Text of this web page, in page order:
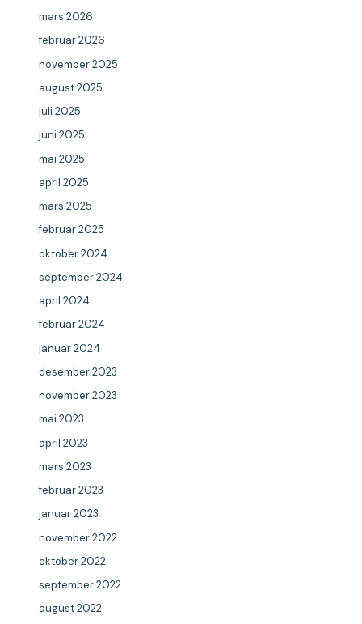
mars 2026
februar 2026
november 2025
august 2025
juli 2025
juni 2025
mai 2025
april 2025
mars 2025
februar 2025
oktober 2024
september 2024
april 2024
februar 2024
januar 2024
desember 2023
november 2023
mai 2023
april 2023
mars 2023
februar 2023
januar 2023
november 2022
oktober 2022
september 2022
august 2022